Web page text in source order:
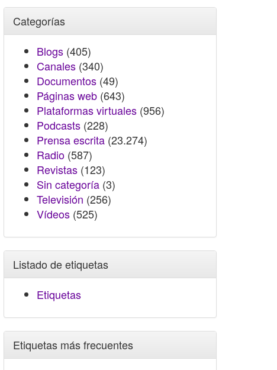
Categorías
Blogs (405)
Canales (340)
Documentos (49)
Páginas web (643)
Plataformas virtuales (956)
Podcasts (228)
Prensa escrita (23.274)
Radio (587)
Revistas (123)
Sin categoría (3)
Televisión (256)
Vídeos (525)
Listado de etiquetas
Etiquetas
Etiquetas más frecuentes